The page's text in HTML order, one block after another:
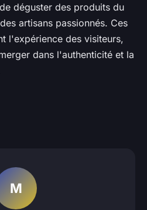
déguster des produits du
artisans passionnés. Ces
l'expérience des visiteurs,
dans l'authenticité et la
M